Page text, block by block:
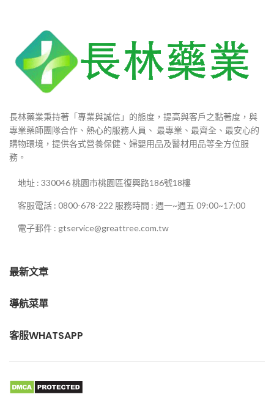
長林藥業秉持著「專業與誠信」的態度，提高與客戶之黏著度，與
專業藥師團隊合作、熱心的服務人員、 最專業、最齊全、最安心的
購物環境，提供各式營養保健、婦嬰用品及醫材用品等全方位服
務。
地址 : 330046 桃園市桃園區復興路186號18樓
客服電話 : 0800-678-222 服務時間 : 週一~週五 09:00~17:00
電子郵件 : gtservice@greattree.com.tw
最新文章
導航菜單
客服WHATSAPP